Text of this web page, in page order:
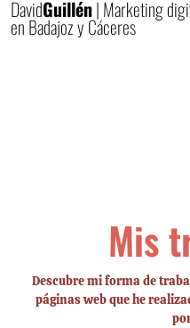
DavidGuillén| Marketing
en Badajoz y Cáceres
Mis
Descubre mi forma de
páginas web que he